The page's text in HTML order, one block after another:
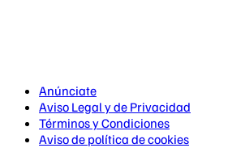
Anúnciate
Aviso Legal y de Privacidad
Términos y Condiciones
Aviso de política de cookies